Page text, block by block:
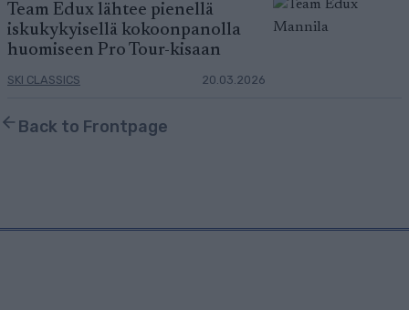
Team Edux lähtee pienellä
iskukykyisellä kokoonpanolla
huomiseen Pro Tour-kisaan
SKI CLASSICS 20.03.2026
Back to Frontpage